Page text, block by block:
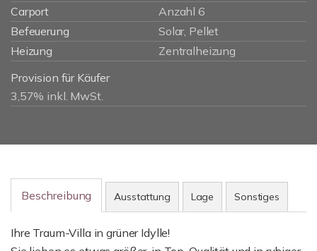
Carport
Anzahl 6
Befeuerung
Solar, Pellet
Heizung
Zentralheizung
Provision für Käufer
3,57% inkl. MwSt.
Beschreibung Ausstattung Lage Sonstiges
Ihre Traum-Villa in grüner Idylle!